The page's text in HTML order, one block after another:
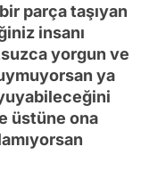
parça taşıyan
insanı
yorgun ve
ya
üstüne ona